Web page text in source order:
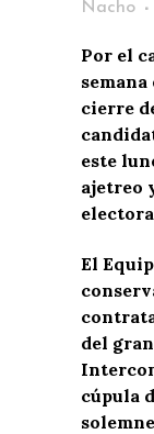
Nacho
Por el
cierre
este
ajetreo
El
del
cúpula